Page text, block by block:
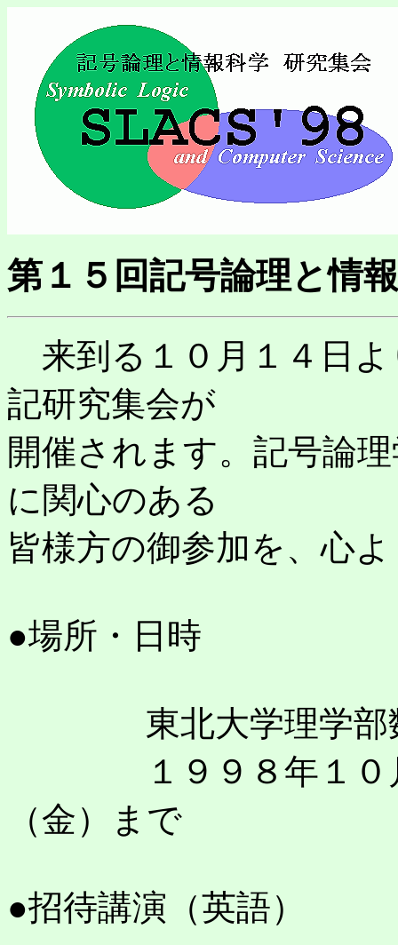
第１５回記号論理と情
来到る１０月１４日
記研究集会が
開催されます。記号論
に関心のある
皆様方の御参加を、心
●場所・日時
東北大学理学部数
１９９８年１０月
（金）まで
●招待講演（英語）